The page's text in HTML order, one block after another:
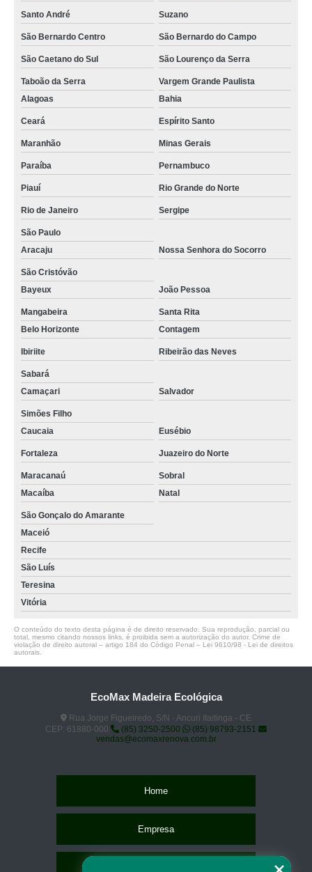
Santo André Suzano
São Bernardo Centro São Bernardo do Campo
São Caetano do Sul São Lourenço da Serra
Taboão da Serra
Vargem Grande Paulista
Alagoas
Bahia
Ceará Espírito Santo
Maranhão Minas Gerais
Paraíba Pernambuco
Piauí Rio Grande do Norte
Rio de Janeiro Sergipe
São Paulo
Aracaju
Nossa Senhora do Socorro
São Cristóvão
Bayeux
João Pessoa
Mangabeira
Santa Rita
Belo Horizonte
Contagem
Ibiriite Ribeirão das Neves
Sabará
Camaçari
Salvador
Simões Filho
Caucaia
Eusébio
Fortaleza Juazeiro do Norte
Maracanaú
Sobral
Macaíba
Natal
São Gonçalo do Amarante
Maceió
Recife
São Luís
Teresina
Vitória
O conteúdo do texto desta página é de direito reservado. Sua reprodução, parcial ou
total, mesmo citando nossos links, é proibida sem a autorização do autor. Crime de
violação de direito autoral – artigo 184 do Código Penal – Lei 9610/98 - Lei de direitos
autorais
EcoMax Madeira Ecológica
Rua Jorge Figueiredo, S/N - Ancuri Itaitinga - CE
CEP: 61880-000
(85) 3250-2500
(85) 98793-2151
vendas@ecomaxrenova.com.br
Home
Empresa